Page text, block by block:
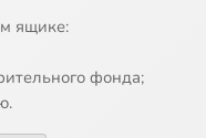
ящике:
фонда;